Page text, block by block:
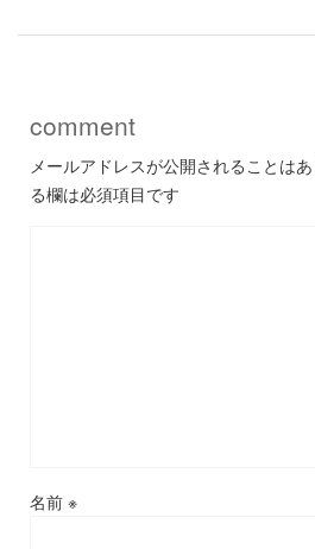
comment
メールアドレスが公開されることはあ
る欄は必須項目です
名前 ※